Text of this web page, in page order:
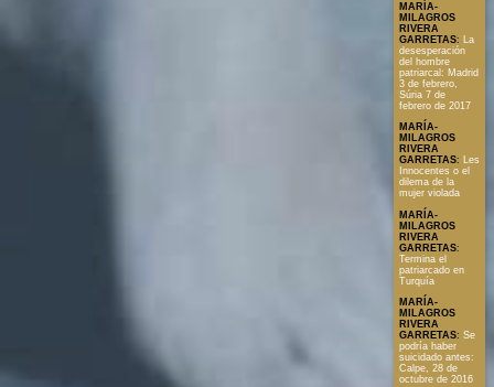
MARÍA-
MILAGROS
RIVERA
GARRETAS: La
desesperación
del hombre
patriarcal: Madrid
3 de febrero,
Súria 7 de
febrero de 2017
MARÍA-
MILAGROS
RIVERA
GARRETAS: Les
Innocentes o el
dilema de la
mujer violada
MARÍA-
MILAGROS
RIVERA
GARRETAS:
Termina el
patriarcado en
Turquía
MARÍA-
MILAGROS
RIVERA
GARRETAS: Se
podría haber
suicidado antes:
Calpe, 28 de
octubre de 2016